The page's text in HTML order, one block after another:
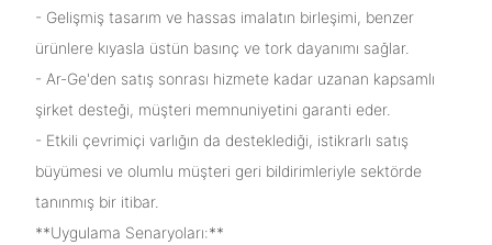
- Gelişmiş tasarım ve hassas imalatın birleşimi, benzer
ürünlere kıyasla üstün basınç ve tork dayanımı sağlar.
- Ar-Ge'den satış sonrası hizmete kadar uzanan kapsamlı
şirket desteği, müşteri memnuniyetini garanti eder.
- Etkili çevrimiçi varlığın da desteklediği, istikrarlı satış
büyümesi ve olumlu müşteri geri bildirimleriyle sektörde
tanınmış bir itibar.
**Uygulama Senaryoları:**